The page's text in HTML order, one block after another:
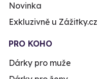
Novinka
Exkluzivně u Zážitky.cz
PRO KOHO
Dárky pro muže